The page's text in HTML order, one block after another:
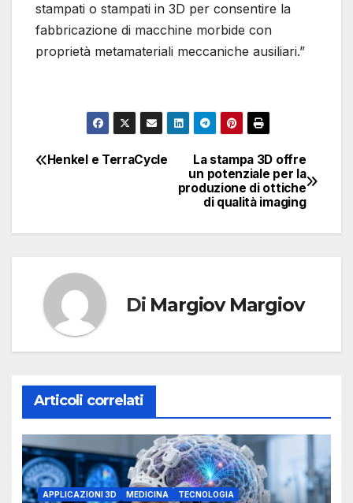
stampati o stampati in 3D per consentire la
fabbricazione di macchine morbide con
proprietà metamateriali meccaniche ausiliari.”
Navigazione
La stampa 3D offre
un potenziale per la
produzione di ottiche
di qualità imaging
Henkel e TerraCycle
Di Margiov Margiov
Articoli correlati
APPLICAZIONI 3D MEDICINA TECNOLOGIA